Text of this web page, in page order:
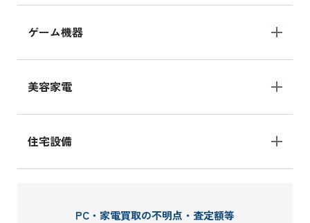
ゲーム機器
美容家電
住宅設備
PC・家電買取の不明点・査定額等